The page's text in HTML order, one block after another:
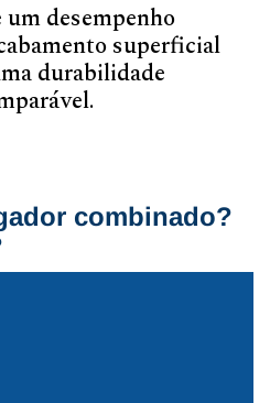
desempenho
superficial
durabilidade
combinado?